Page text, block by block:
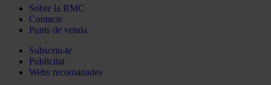
Sobre la RMC
Contacte
Punts de venda
Subscriu-te
Publicitat
Webs recomanades